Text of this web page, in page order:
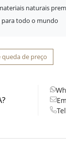
naturais
para todo o mundo
queda de preço